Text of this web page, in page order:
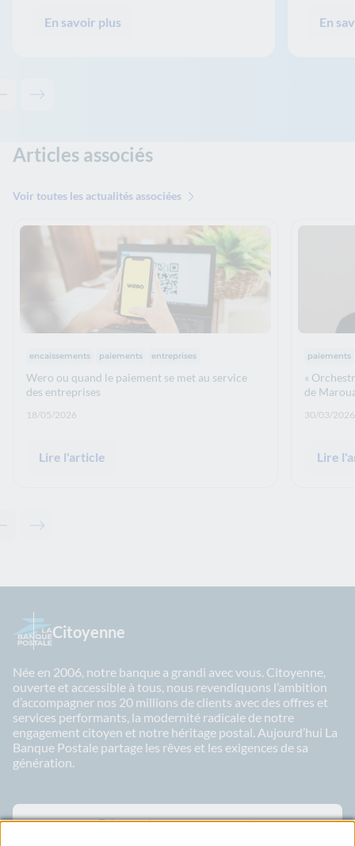
En savoir plus En
Contenu précédent - Solutions associées
Contenu suivant - Solutions associées
Articles associés
Voir toutes les actualités associées
Thématiques :
encaissements paiements entreprises
Wero ou quand le paiement se met au service
des entreprises
Date de publication: :
18/05/2026
Lire l'article
paiements
«
de
Date de
30/03/2026
Lire
Contenu précédent - Articles associés
Contenu suivant - Articles associés
Citoyenne
Née en 2006, notre banque a grandi avec vous. Citoyenne,
ouverte et accessible à tous, nous revendiquons l’ambition
d’accompagner nos 20 millions de clients avec des offres et
services performants, la modernité radicale de notre
engagement citoyen et notre héritage postal. Aujourd’hui La
Banque Postale partage les rêves et les exigences de sa
génération.
Découvrir nos engagements